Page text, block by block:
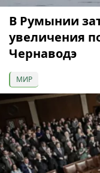
В Румынии
увеличения
Чернаводэ
МИР